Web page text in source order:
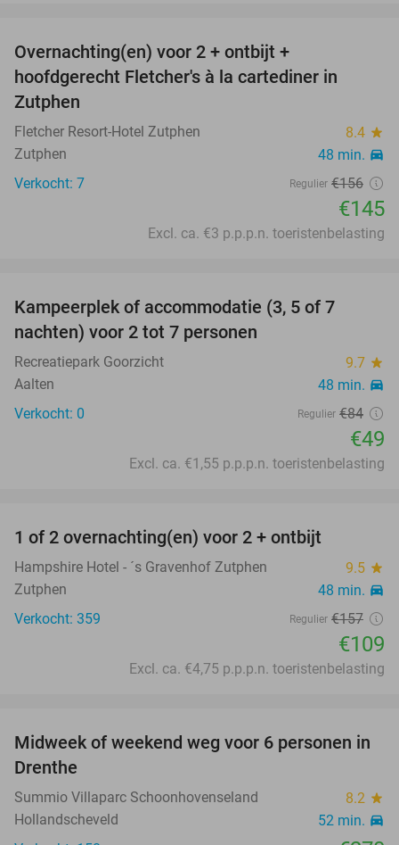
Overnachting(en) voor 2 + ontbijt +
hoofdgerecht Fletcher's à la cartediner in
Zutphen
Fletcher Resort-Hotel Zutphen 8.4 star
Zutphen 48 min. directions_car
Verkocht: 7 Regulier €156
€145
Excl. ca. €3 p.p.p.n. toeristenbelasting
Kampeerplek of accommodatie (3, 5 of 7
nachten) voor 2 tot 7 personen
Recreatiepark Goorzicht 9.7 star
Aalten 48 min. directions_car
Verkocht: 0 Regulier €84
€49
Excl. ca. €1,55 p.p.p.n. toeristenbelasting
1 of 2 overnachting(en) voor 2 + ontbijt
Hampshire Hotel - ´s Gravenhof Zutphen 9.5 star
Zutphen 48 min. directions_car
Verkocht: 359 Regulier €157
€109
Excl. ca. €4,75 p.p.p.n. toeristenbelasting
Midweek of weekend weg voor 6 personen in
Drenthe
Summio Villaparc Schoonhovenseland 8.2 star
Hollandscheveld 52 min. directions_car